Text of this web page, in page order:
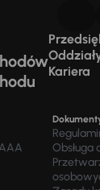
Kariera
Obsługa